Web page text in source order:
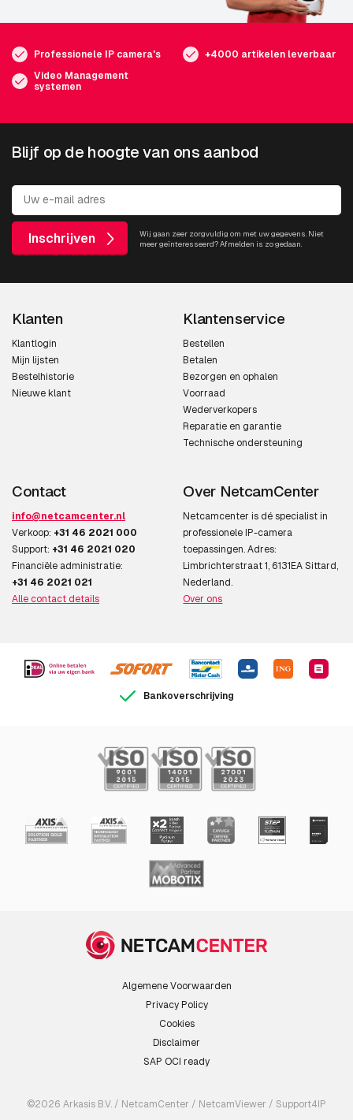
Professionele IP camera's
+4000 artikelen leverbaar
Video Management
systemen
Blijf op de hoogte van ons aanbod
Inschrijven
Wij gaan zeer zorgvuldig om met uw gegevens. Niet
meer geïnteresseerd? Afmelden is zo gedaan.
Klanten
Klantlogin
Mijn lijsten
Bestelhistorie
Nieuwe klant
Klantenservice
Bestellen
Betalen
Bezorgen en ophalen
Voorraad
Wederverkopers
Reparatie en garantie
Technische ondersteuning
Contact
info@netcamcenter.nl
Verkoop: +31 46 2021 000
Support: +31 46 2021 020
Financiële administratie:
+31 46 2021 021
Alle contact details
Over NetcamCenter
Netcamcenter is dé specialist in
professionele IP-camera
toepassingen. Adres:
Limbrichterstraat 1, 6131EA Sittard,
Nederland.
Over ons
Bankoverschrijving
Algemene Voorwaarden
Privacy Policy
Cookies
Disclaimer
SAP OCI ready
©2026 Arkasis B.V. / NetcamCenter / NetcamViewer / Support4IP